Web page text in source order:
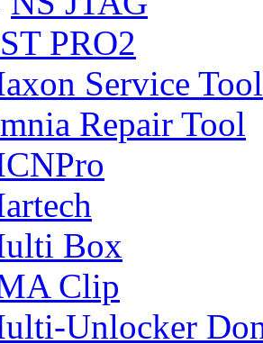
PRO2
Service
Repair Tool
Box
Clip
Unlocker